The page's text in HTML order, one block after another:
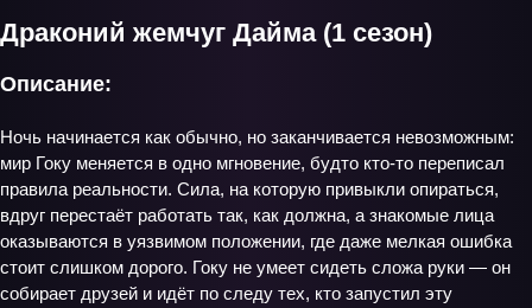
Драконий жемчуг Дайма (1 сезон)
Описание:
Ночь начинается как обычно, но заканчивается невозможным:
мир Гоку меняется в одно мгновение, будто кто-то переписал
правила реальности. Сила, на которую привыкли опираться,
вдруг перестаёт работать так, как должна, а знакомые лица
оказываются в уязвимом положении, где даже мелкая ошибка
стоит слишком дорого. Гоку не умеет сидеть сложа руки — он
собирает друзей и идёт по следу тех, кто запустил эту